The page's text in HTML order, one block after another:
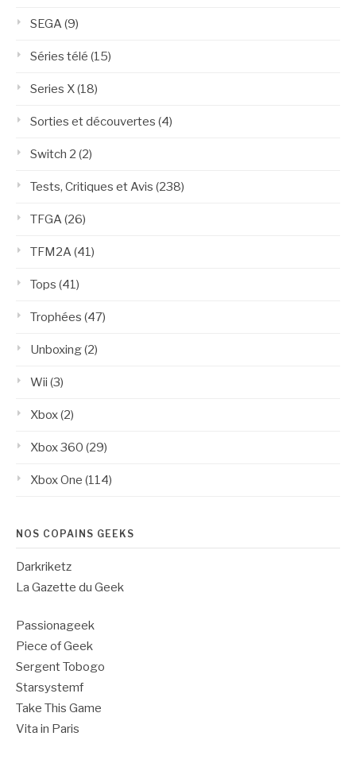
SEGA(9)
Séries télé (15)
Series X(18)
Sorties et découvertes (4)
Switch 2 (2)
Tests, Critiques et Avis (238)
TFGA(26)
TFM2A(41)
Tops (41)
Trophées (47)
Unboxing(2)
Wii (3)
Xbox(2)
Xbox 360 (29)
Xbox One (114)
NOS COPAINS GEEKS
Darkriketz
La Gazette du Geek
Passionageek
Piece of Geek
Sergent Tobogo
Starsystemf
Take This Game
Vita in Paris